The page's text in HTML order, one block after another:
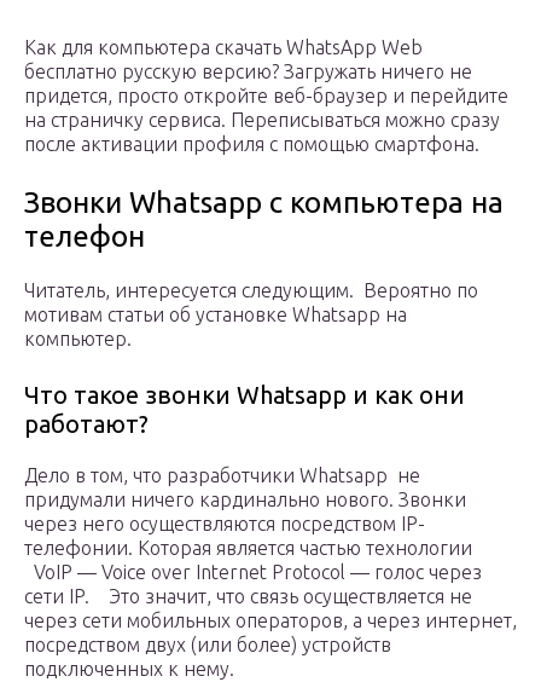
Как для компьютера скачать WhatsApp Web
бесплатно русскую версию? Загружать ничего не
придется, просто откройте веб-браузер и перейдите
на страничку сервиса. Переписываться можно сразу
после активации профиля с помощью смартфона.
Звонки Whatsapp с компьютера на
телефон
Читатель, интересуется следующим. Вероятно по
мотивам статьи об установке Whatsapp на
компьютер.
Что такое звонки Whatsapp и как они
работают?
Дело в том, что разработчики Whatsapp не
придумали ничего кардинально нового. Звонки
через него осуществляются посредством IP-
телефонии. Которая является частью технологии
VoIP — Voice over Internet Protocol — голос через
сети IP. Это значит, что связь осуществляется не
через сети мобильных операторов, а через интернет,
посредством двух (или более) устройств
подключенных к нему.